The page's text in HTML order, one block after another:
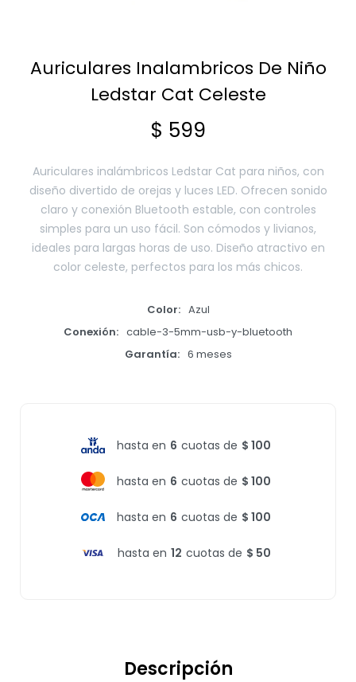
Auriculares Inalambricos De Niño
Ledstar Cat Celeste
$ 599
Auriculares inalámbricos Ledstar Cat para niños, con
diseño divertido de orejas y luces LED. Ofrecen sonido
claro y conexión Bluetooth estable, con controles
simples para un uso fácil. Son cómodos y livianos,
ideales para largas horas de uso. Diseño atractivo en
color celeste, perfectos para los más chicos.
Color
Azul
Conexión
cable-3-5mm-usb-y-bluetooth
Garantía
6 meses
hasta en 6 cuotas de $ 100
hasta en 6 cuotas de $ 100
hasta en 6 cuotas de $ 100
hasta en 12 cuotas de $ 50
Descripción
Zona Home